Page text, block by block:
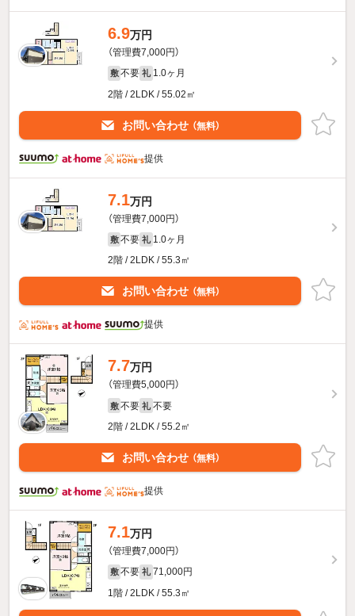
6.9万円
（管理費7,000円）
敷 不要 礼 1.0ヶ月
2階 / 2LDK / 55.02㎡
お問い合わせ （無料）
提供
7.1万円
（管理費7,000円）
敷 不要 礼 1.0ヶ月
2階 / 2LDK / 55.3㎡
お問い合わせ （無料）
提供
7.7万円
（管理費5,000円）
敷 不要 礼 不要
2階 / 2LDK / 55.2㎡
お問い合わせ （無料）
提供
7.1万円
（管理費7,000円）
敷 不要 礼 71,000円
1階 / 2LDK / 55.3㎡